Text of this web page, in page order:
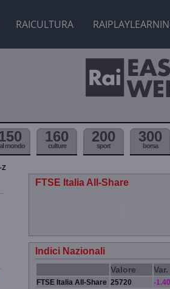
RAICULTURA
mondo
160
culture
200
sport
300
borsa
Z
FTSE Italia All-Share
Indici Nazionali
Valore Var.
FTSE Italia All-Share 25720
-